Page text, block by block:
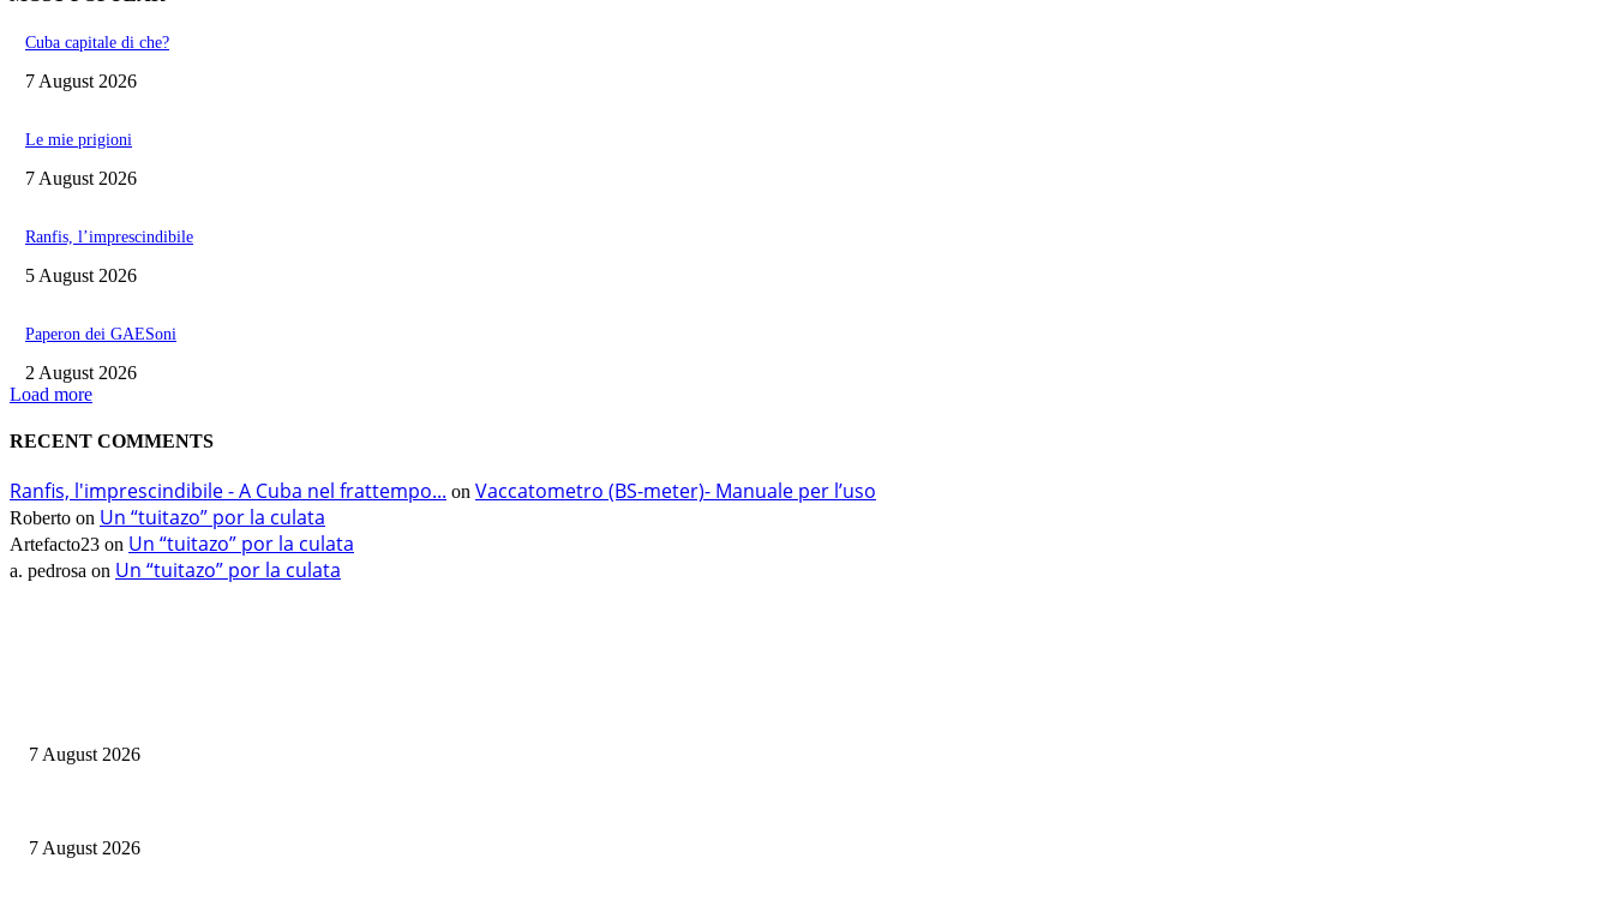
Cuba capitale di che?
7 August 2026
Le mie prigioni
7 August 2026
Ranfis, l’imprescindibile
5 August 2026
Paperon dei GAESoni
2 August 2026
Load more
RECENT COMMENTS
Ranfis, l'imprescindibile - A Cuba nel frattempo... on Vaccatometro (BS-meter)- Manuale per l’uso
Roberto on Un “tuitazo” por la culata
Artefacto23 on Un “tuitazo” por la culata
a. pedrosa on Un “tuitazo” por la culata
7 August 2026
7 August 2026